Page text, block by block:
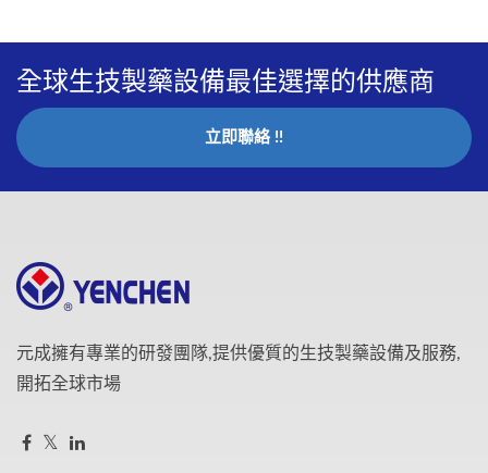
全球生技製藥設備最佳選擇的供應商
立即聯絡 !!
元成擁有專業的研發團隊,提供優質的生技製藥設備及服務,
開拓全球市場